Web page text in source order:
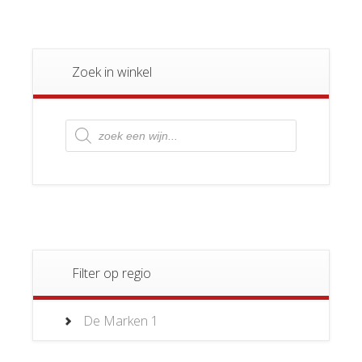
Zoek in winkel
Producten
zoeken
Filter op regio
De Marken 1